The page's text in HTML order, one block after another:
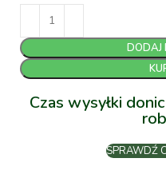
DODAJ
Czas wysyłki
SPRAWDŹ